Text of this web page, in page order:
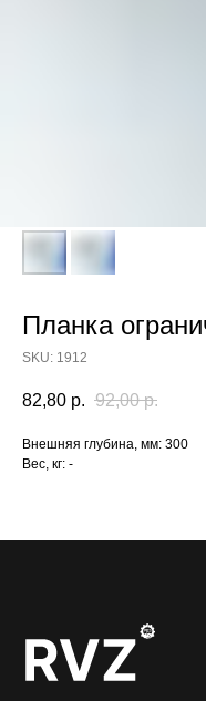
Планка
SKU: 1912
82,80 р. 92,00 р.
Внешняя глубина, мм: 300
Вес, кг: -